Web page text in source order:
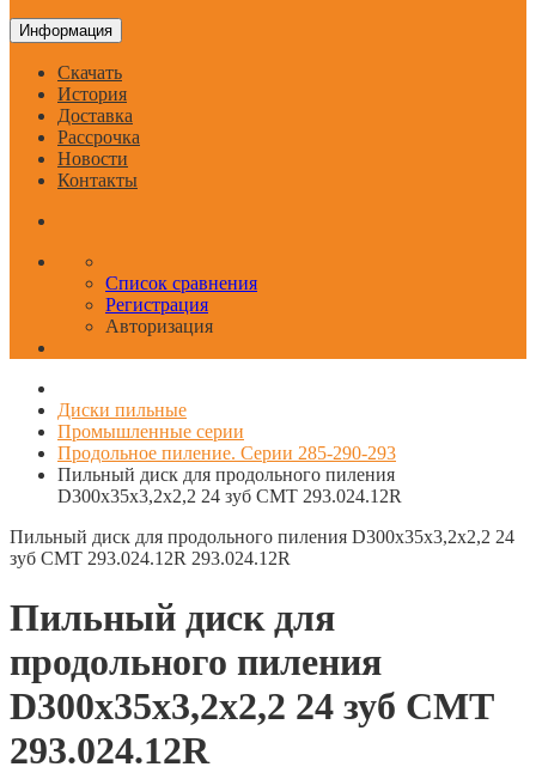
Информация
Скачать
История
Доставка
Рассрочка
Новости
Контакты
Список сравнения
Регистрация
Авторизация
Диски пильные
Промышленные серии
Продольное пиление. Серии 285-290-293
Пильный диск для продольного пиления
D300x35x3,2х2,2 24 зуб CMT 293.024.12R
Пильный диск для продольного пиления D300x35x3,2х2,2 24
зуб CMT 293.024.12R 293.024.12R
Пильный диск для
продольного пиления
D300x35x3,2х2,2 24 зуб CMT
293.024.12R